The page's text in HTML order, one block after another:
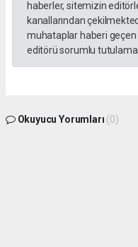
haberler, sitemizin
kanallarından
muhataplar haberi
editörü sorumlu
Okuyucu Yorumları (0)